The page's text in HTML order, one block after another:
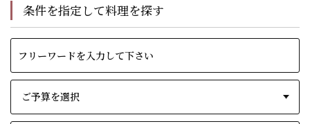
条件を指定して料理を探す